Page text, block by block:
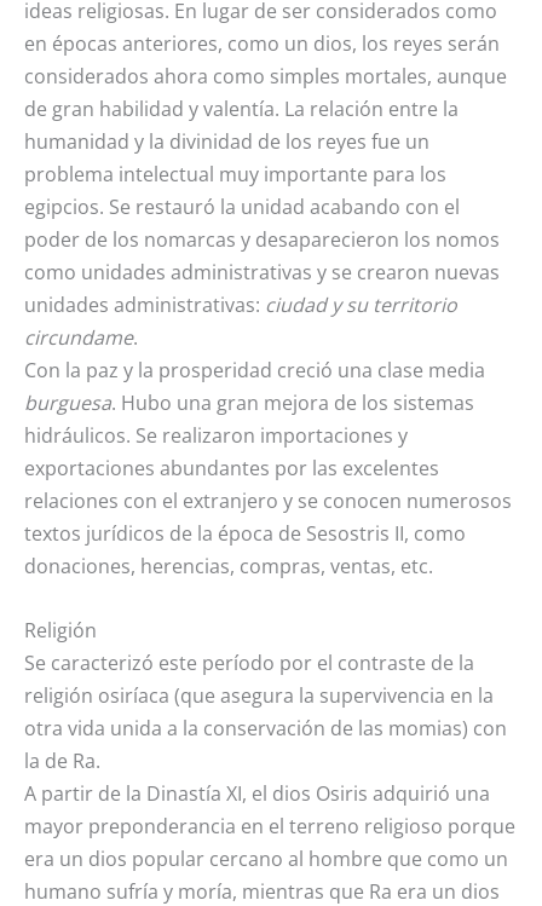
ideas religiosas. En lugar de ser considerados como
en épocas anteriores, como un dios, los reyes serán
considerados ahora como simples mortales, aunque
de gran habilidad y valentía. La relación entre la
humanidad y la divinidad de los reyes fue un
problema intelectual muy importante para los
egipcios. Se restauró la unidad acabando con el
poder de los nomarcas y desaparecieron los nomos
como unidades administrativas y se crearon nuevas
unidades administrativas: ciudad y su territorio
circundame.
Con la paz y la prosperidad creció una clase media
burguesa. Hubo una gran mejora de los sistemas
hidráulicos. Se realizaron importaciones y
exportaciones abundantes por las excelentes
relaciones con el extranjero y se conocen numerosos
textos jurídicos de la época de Sesostris II, como
donaciones, herencias, compras, ventas, etc.
Religión
Se caracterizó este período por el contraste de la
religión osiríaca (que asegura la supervivencia en la
otra vida unida a la conservación de las momias) con
la de Ra.
A partir de la Dinastía XI, el dios Osiris adquirió una
mayor preponderancia en el terreno religioso porque
era un dios popular cercano al hombre que como un
humano sufría y moría, mientras que Ra era un dios